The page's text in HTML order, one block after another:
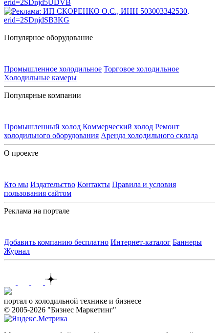
Популярное оборудование
Промышленное холодильное Торговое холодильное
Холодильные камеры
Популярные компании
Промышленный холод Коммерческий холод Ремонт
холодильного оборудования Аренда холодильного склада
О проекте
Кто мы Издательство Контакты Правила и условия
пользования сайтом
Реклама на портале
Добавить компанию бесплатно Интернет-каталог Баннеры
Журнал
портал о холодильной технике и бизнесе
© 2005-2026 "Бизнес Маркетинг"